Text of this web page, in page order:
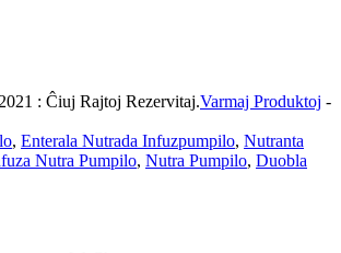
: Ĉiuj Rajtoj Rezervitaj.Varmaj Produktoj -
, Enterala Nutrada Infuzpumpilo, Nutranta
Nutra Pumpilo, Nutra Pumpilo, Duobla